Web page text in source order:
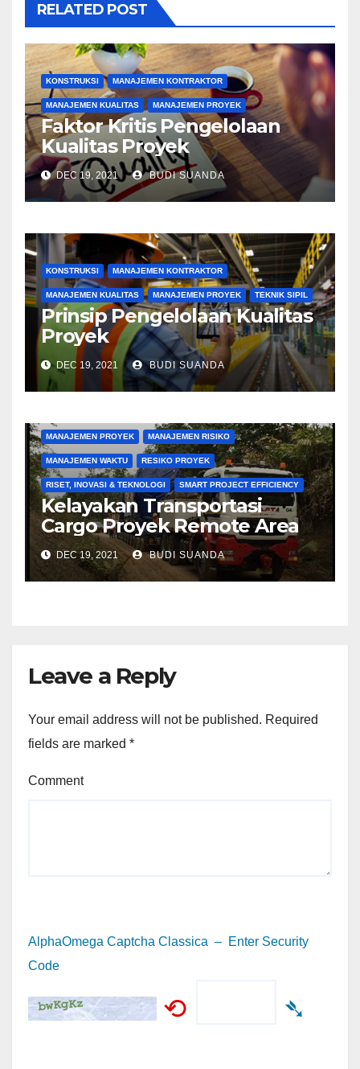
RELATED POST
KONSTRUKSI MANAJEMEN KONTRAKTOR
MANAJEMEN KUALITAS MANAJEMEN PROYEK
Faktor Kritis Pengelolaan
Kualitas Proyek
DEC 19, 2021 BUDI SUANDA
KONSTRUKSI MANAJEMEN KONTRAKTOR
MANAJEMEN KUALITAS MANAJEMEN PROYEK TEKNIK SIPIL
Prinsip Pengelolaan Kualitas
Proyek
DEC 19, 2021 BUDI SUANDA
KONSTRUKSI MANAJEMEN BIAYA
MANAJEMEN PROYEK MANAJEMEN RISIKO
MANAJEMEN WAKTU RESIKO PROYEK
RISET, INOVASI & TEKNOLOGI SMART PROJECT EFFICIENCY
Kelayakan Transportasi
Cargo Proyek Remote Area
DEC 19, 2021 BUDI SUANDA
Leave a Reply
Your email address will not be published. Required
fields are marked *
Comment
AlphaOmega Captcha Classica – Enter Security
Code
⟲ ➴